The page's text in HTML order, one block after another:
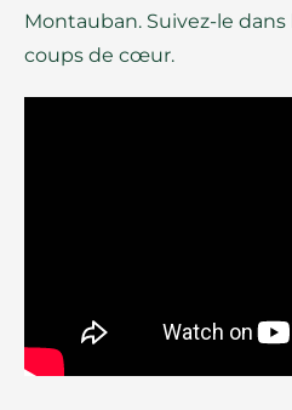
Montauban. Suivez-le dans
coups de cœur.